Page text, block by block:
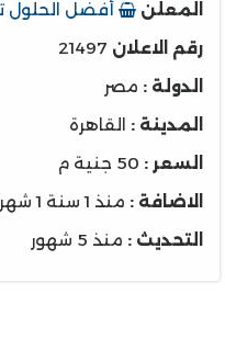
المعلن
أفضل الحلول
رقم الاعلان 21497
الدولة : مصر
المدينة : القاهرة
السعر : 50 جنية م
الاضافة : منذ 1 سنة 1 شهر
التحديث : منذ 5 شهور